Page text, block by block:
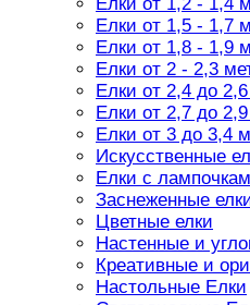
Елки от 1,5 - 1,7
Елки от 1,8 - 1,9
Елки от 2 - 2,3
Елки от 2,4 до
Елки от 2,7 до
Елки от 3 до 3,4
Искусственные
Елки с
Заснеженные
Цветные елки
Настенные и
Креативные и
Настольные Елки